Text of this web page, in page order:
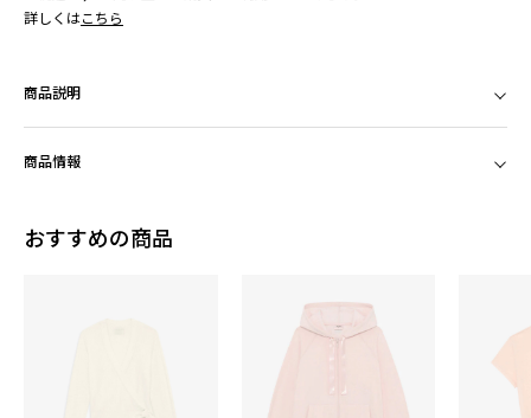
詳しくはこちら
商品説明
商品情報
おすすめの商品